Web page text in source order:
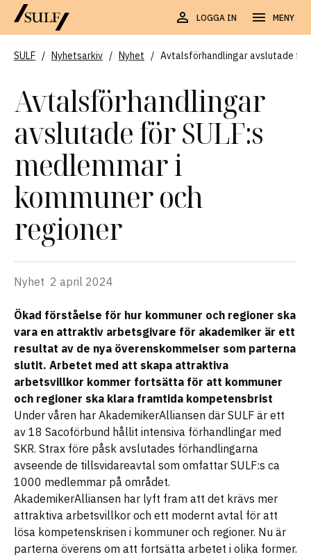
LOGGA IN MENY
SULF / Nyhetsarkiv / Nyhet / Avtalsförhandlingar avslutade för
Avtalsförhandlingar
avslutade för SULF:s
medlemmar i
kommuner och
regioner
Nyhet 2 april 2024
Ökad förståelse för hur kommuner och regioner ska
vara en attraktiv arbetsgivare för akademiker är ett
resultat av de nya överenskommelser som parterna
slutit. Arbetet med att skapa attraktiva
arbetsvillkor kommer fortsätta för att kommuner
och regioner ska klara framtida kompetensbrist
Under våren har AkademikerAlliansen där SULF är ett
av 18 Sacoförbund hållit intensiva förhandlingar med
SKR. Strax före påsk avslutades förhandlingarna
avseende de tillsvidareavtal som omfattar SULF:s ca
1000 medlemmar på området.
AkademikerAlliansen har lyft fram att det krävs mer
attraktiva arbetsvillkor och ett modernt avtal för att
lösa kompetenskrisen i kommuner och regioner. Nu är
parterna överens om att fortsätta arbetet i olika former.